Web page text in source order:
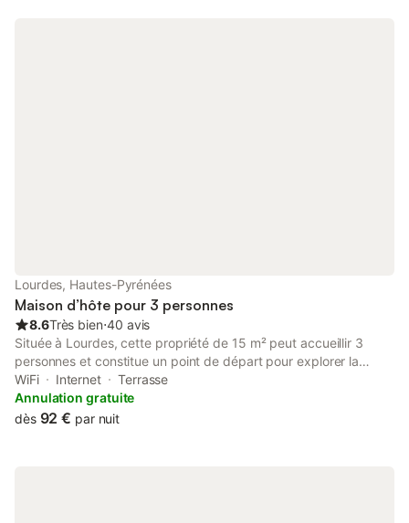
Lourdes, Hautes-Pyrénées
Maison d’hôte pour 3 personnes
8.6Très bien⋅40 avis
Située à Lourdes, cette propriété de 15 m² peut accueillir 3
personnes et constitue un point de départ pour explorer la
région. L'hébergement comprend 1 chambre avec un lit double,
1 salle de bains et un coin salon, offrant un agencement
pratique pour votre séjour. Vous disposerez d'une télévision, du
WiFi Internet
Terrasse
Annulation gratuite
dès 92 € par nuit